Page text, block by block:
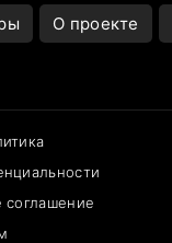
О проекте
соглашение